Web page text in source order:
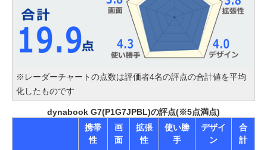
※レーダーチャートの点数は評価者4名の評点の合計値を平均
化したものです
dynabook G7(P1G7JPBL)の評点(※5点満点)
携帯
性
画
面
拡張
性
使い勝
手
デザイ
ン
合
計